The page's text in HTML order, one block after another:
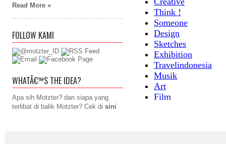
Read More »
FOLLOW KAMI
WHATÂ€™S THE IDEA?
Apa sih Motzter? dan siapa yang
terlibat di balik Motzter? Cek di sini